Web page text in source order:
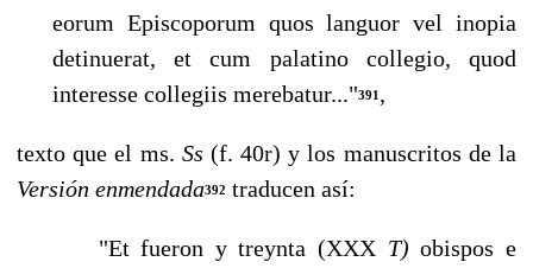
eorum Episcoporum quos languor vel inopia
detinuerat, et cum palatino collegio, quod
interesse collegiis merebatur..."391 ,
texto que el ms. Ss (f. 40r) y los manuscritos de la
Versión enmendada392 traducen así:
"Et fueron y treynta (XXX T)obispos e